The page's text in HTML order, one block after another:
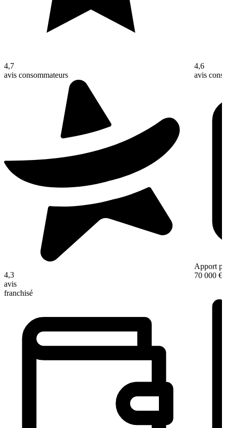
4,7
avis consommateurs
4,3
avis
franchisé
4,6
avis
Apport
70 000 €